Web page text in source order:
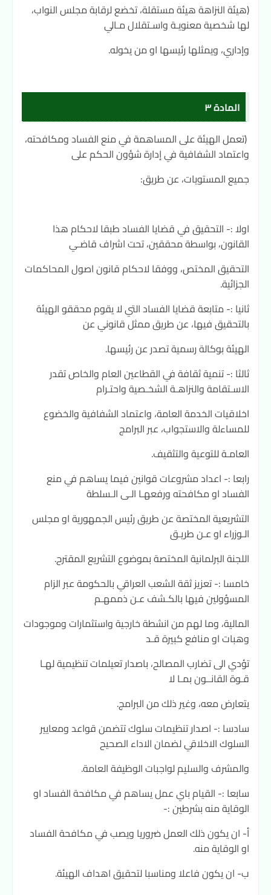
(هيئة النزاهة هيئة مستقلة، تخضع لرقابة مجلس النواب،
لها شخصية معنويـة واسـتقلال مـالي
وإداري، ويمثلها رئيسها او من يخوله.
المادة ٣
(تعمل الهيئة على المساهمة في منع الفساد ومكافحته،
واعتماد الشفافية في إدارة شؤون الحكم على
جميع المستويات، عن طريق:
اولا :- التحقيق في قضايا الفساد طبقا لاحكام هذا
القانون، بواسطة محققين، تحت اشراف قاضـي
التحقيق المختص، ووفقا لاحكام قانون اصول المحاكمات
الجزائية.
ثانيا :- متابعة قضايا الفساد التي لا يقوم محققو الهيئة
بالتحقيق فيها، عن طريق ممثل قانوني عن
الهيئة بوكالة رسمية تصدر عن رئيسها.
ثالثا :- تنمية ثقافة في القطاعين العام والخاص تقدر
الاسـتقامة والنزاهـة الشخـصية واحتـرام
اخلاقيات الخدمة العامة، واعتماد الشفافية والخضوع
للمساءلة والاستجواب، عبر البرامج
العامـة للتوعية والتثقيف.
رابعا :- اعداد مشروعات قوانين فيما يساهم في منع
الفساد او مكافحته ورفعهـا الـى الـسلطة
التشريعية المختصة عن طريق رئيس الجمهورية او مجلس
الـوزراء او عـن طريـق
اللجنة البرلمانية المختصة بموضوع التشريع المقترح.
خامسا :- تعزيز ثقة الشعب العراقي بالحكومة عبر الزام
المسؤولين فيها بالكـشف عـن ذممهـم
المالية، وما لهم من انشطة خارجية واستثمارات وموجودات
وهبات او منافع كبيرة قـد
تؤدي الى تضارب المصالح، باصدار تعيلمات تنظيمية لهـا
قـوة القانــون بمـا لا
يتعارض معه، وغير ذلك من البرامج.
سادسا :- اصدار تنظيمات سلوك تتضمن قواعد ومعايير
السلوك الاخلاقي لضمان الاداء الصحيح
والمشرف والسليم لواجبات الوظيفة العامة.
سابعا :- القيام باي عمل يساهم في مكافحة الفساد او
الوقاية منه بشرطين :-
أ- ان يكون ذلك العمل ضروريا ويصب في مكافحة الفساد
او الوقاية منه.
ب- ان يكون فاعلا ومناسبا لتحقيق اهداف الهيئة.